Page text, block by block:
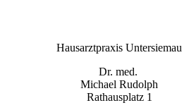
Hausarztpraxis Untersiemau
Dr. med.
Michael Rudolph
Rathausplatz 1